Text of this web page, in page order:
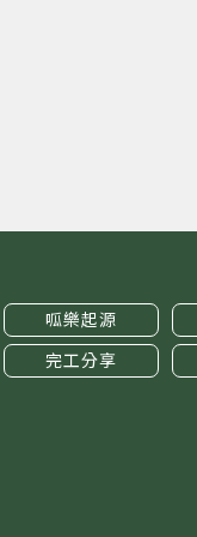
呱樂起源
完工分享